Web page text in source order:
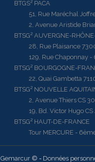
BTGS² PACA
51, Rue Maréchal
2, Avenue Aristide
BTSG² AUVERGNE-
28, Rue Plaisance
129, Rue Chaponnay -
BTSG² BOURGOGNE-
22, Quai Gambetta
BTSG² NOUVELLE
2, Avenue Thiers CS
19, Bd. Victor Hugo CS
BTSG² HAUT-DE-FRANCE
Tour MERCURE - 6ème
Gemarcur © - Données